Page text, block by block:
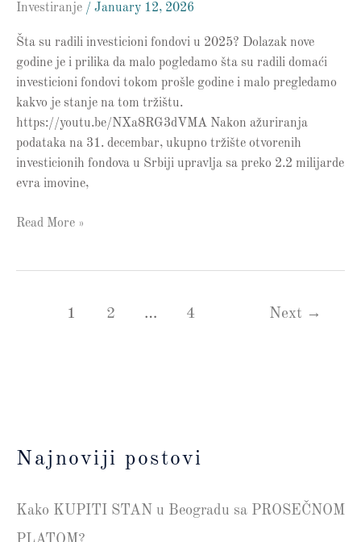
Investiranje / January 12, 2026
Šta su radili investicioni fondovi u 2025? Dolazak nove
godine je i prilika da malo pogledamo šta su radili domaći
investicioni fondovi tokom prošle godine i malo pregledamo
kakvo je stanje na tom tržištu.
https://youtu.be/NXa8RG3dVMA Nakon ažuriranja
podataka na 31. decembar, ukupno tržište otvorenih
investicionih fondova u Srbiji upravlja sa preko 2.2 milijarde
evra imovine,
Read More »
1 2 … 4 Next →
Najnoviji postovi
Kako KUPITI STAN u Beogradu sa PROSEČNOM